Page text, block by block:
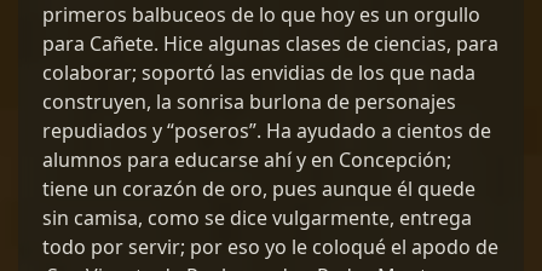
primeros balbuceos de lo que hoy es un orgullo
para Cañete. Hice algunas clases de ciencias, para
colaborar; soportó las envidias de los que nada
construyen, la sonrisa burlona de personajes
repudiados y “poseros”. Ha ayudado a cientos de
alumnos para educarse ahí y en Concepción;
tiene un corazón de oro, pues aunque él quede
sin camisa, como se dice vulgarmente, entrega
todo por servir; por eso yo le coloqué el apodo de